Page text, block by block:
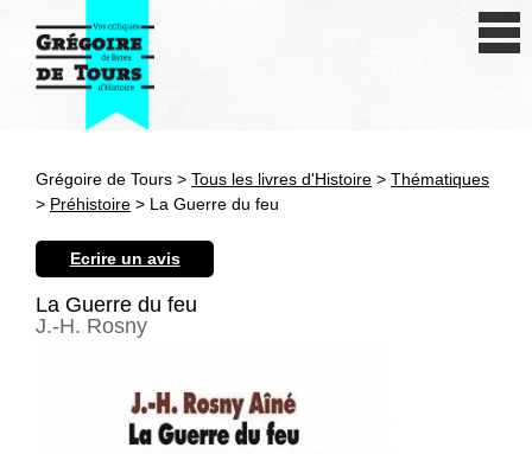
Antiquité
XXe siècle
Grégoire de Tours > Tous les livres d'Histoire > Thématiques
> Préhistoire > La Guerre du feu
Ecrire un avis
La Guerre du feu
J.-H. Rosny